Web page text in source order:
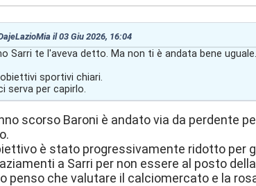
il 03 Giu 2026, 16:04
Sarri te l'aveva detto. Ma non ti è andata bene uguale.
sportivi chiari.
serva per capirlo.
scorso Baroni è andato via da perdente
è stato progressivamente ridotto per
a Sarri per non essere al posto
penso che valutare il calciomercato e la